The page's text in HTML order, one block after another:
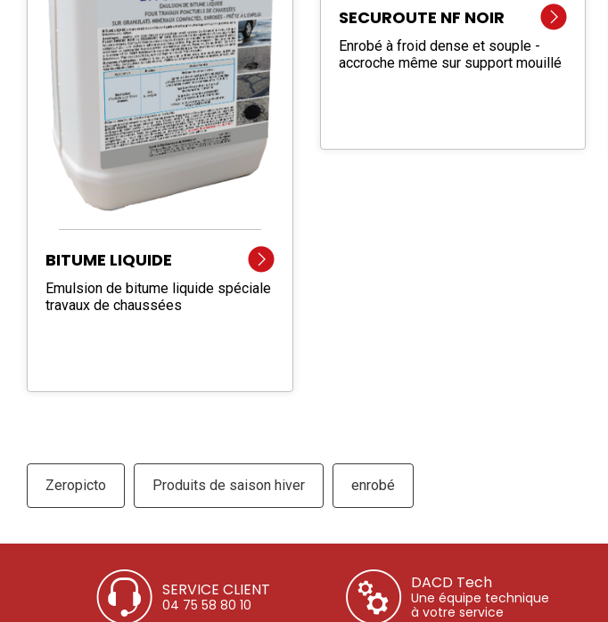
BITUME LIQUIDE
Emulsion de bitume liquide spéciale
travaux de chaussées
SECUROUTE NF NOIR
Enrobé à froid dense et souple -
accroche même sur support mouillé
Zeropicto Produits de saison hiver enrobé
SERVICE CLIENT
04 75 58 80 10
DACD Tech
Une équipe technique
à votre service